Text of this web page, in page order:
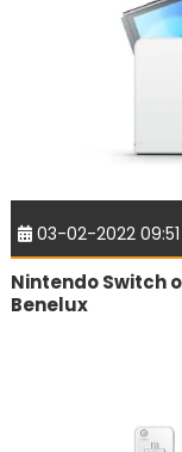
03-02-2022 09:51
Nintendo Switch
Benelux